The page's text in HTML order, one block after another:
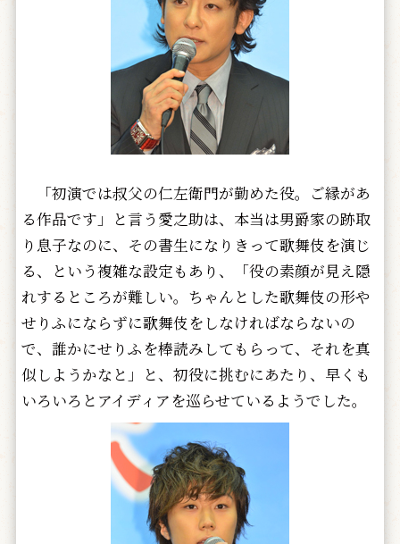
「初演では叔父の仁左衛門が勤めた役。ご縁があ
る作品です」と言う愛之助は、本当は男爵家の跡取
り息子なのに、その書生になりきって歌舞伎を演じ
る、という複雑な設定もあり、「役の素顔が見え隠
れするところが難しい。ちゃんとした歌舞伎の形や
せりふにならずに歌舞伎をしなければならないの
で、誰かにせりふを棒読みしてもらって、それを真
似しようかなと」と、初役に挑むにあたり、早くも
いろいろとアイディアを巡らせているようでした。